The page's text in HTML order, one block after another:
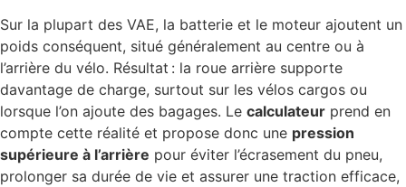
Sur la plupart des VAE, la batterie et le moteur ajoutent un
poids conséquent, situé généralement au centre ou à
l’arrière du vélo. Résultat : la roue arrière supporte
davantage de charge, surtout sur les vélos cargos ou
lorsque l’on ajoute des bagages. Le calculateur prend en
compte cette réalité et propose donc une pression
supérieure à l’arrière pour éviter l’écrasement du pneu,
prolonger sa durée de vie et assurer une traction efficace,